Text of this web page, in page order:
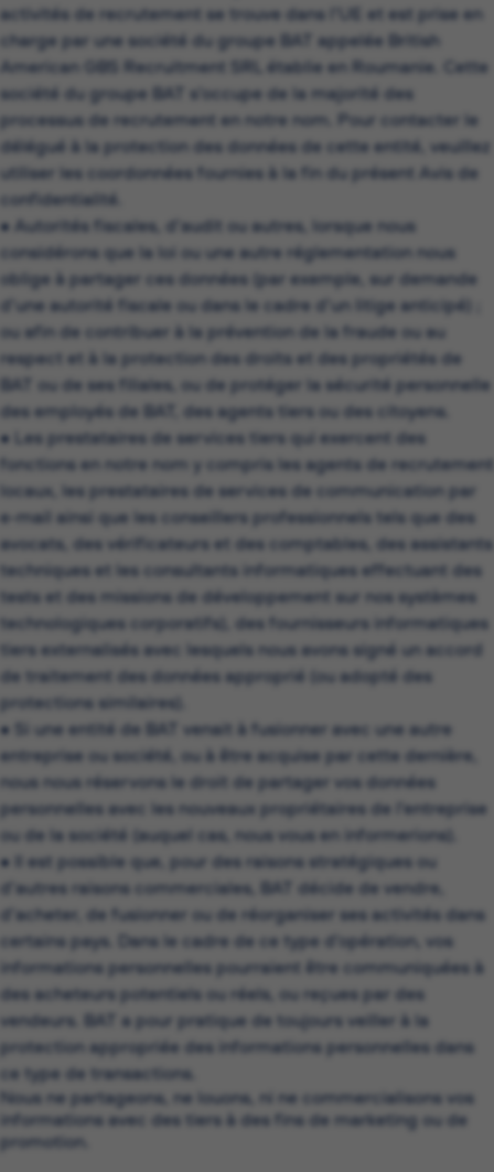
activités de recrutement se trouve dans l’UE et est prise en
charge par une société du groupe BAT appelée British
American GBS Recruitment SRL établie en Roumanie. Cette
société du groupe BAT s’occupe de la majorité des
processus de recrutement en notre nom. Pour contacter le
délégué à la protection des données de cette entité, veuillez
utiliser les coordonnées fournies à la fin du présent Avis de
confidentialité.
• Autorités fiscales, d’audit ou autres, lorsque nous
considérons que la loi ou une autre réglementation nous
oblige à partager ces données (par exemple, sur demande
d’une autorité fiscale ou dans le cadre d’un litige anticipé) ;
ou afin de contribuer à la prévention de la fraude ou au
respect et à la protection des droits et des propriétés de
BAT ou de ses filiales, ou de protéger la sécurité personnelle
des employés de BAT, des agents tiers ou des citoyens.
• Les prestataires de services tiers qui exercent des
fonctions en notre nom y compris les agents de recrutement
locaux, les prestataires de services de communication par
e-mail ainsi que les conseillers professionnels tels que des
avocats, des vérificateurs et des comptables, des assistants
techniques et les consultants informatiques effectuant des
tests et des missions de développement sur nos systèmes
technologiques corporatifs), des fournisseurs informatiques
tiers externalisés avec lesquels nous avons signé un accord
de traitement des données approprié (ou adopté des
protections similaires).
• Si une entité de BAT venait à fusionner avec une autre
entreprise ou société, ou à être acquise par cette dernière,
nous nous réservons le droit de partager vos données
personnelles avec les nouveaux propriétaires de l’entreprise
ou de la société (auquel cas, nous vous en informerions).
• Il est possible que, pour des raisons stratégiques ou
d’autres raisons commerciales, BAT décide de vendre,
d’acheter, de fusionner ou de réorganiser ses activités dans
certains pays. Dans le cadre de ce type d’opération, vos
informations personnelles pourraient être communiquées à
des acheteurs potentiels ou réels, ou reçues par des
vendeurs. BAT a pour pratique de toujours veiller à la
protection appropriée des informations personnelles dans
ce type de transactions.
Nous ne partageons, ne louons, ni ne commercialisons vos
informations avec des tiers à des fins de marketing ou de
promotion.